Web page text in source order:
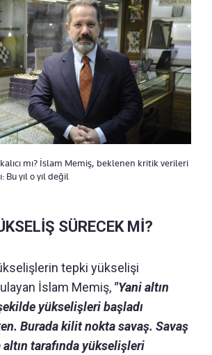
mı? İslam Memiş, beklenen kritik verileri
Bu yıl o yıl değil
SÜRECEK Mİ?
tepki yükselişi
İslam Memiş, "Yani altın
yükselişleri başladı
Burada kilit nokta savaş. Savaş
tarafında yükselişleri